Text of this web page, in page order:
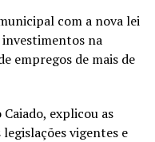
com a nova lei
investimentos na
empregos de mais de
explicou as
vigentes e